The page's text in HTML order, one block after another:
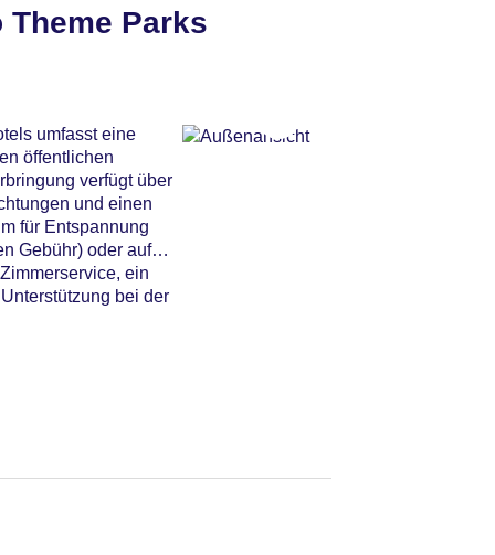
Parks
umfasst eine
öffentlichen
verfügt über
und einen
für Entspannung
Gebühr) oder auf
ein
bei der